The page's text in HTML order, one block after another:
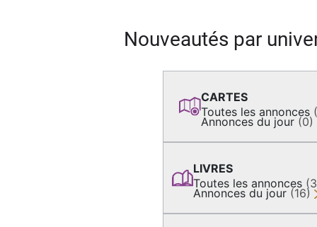
Nouveautés par
CARTES
Toutes les annonces
Annonces du jour (0)
LIVRES
Toutes les annonces
Annonces du jour (16)